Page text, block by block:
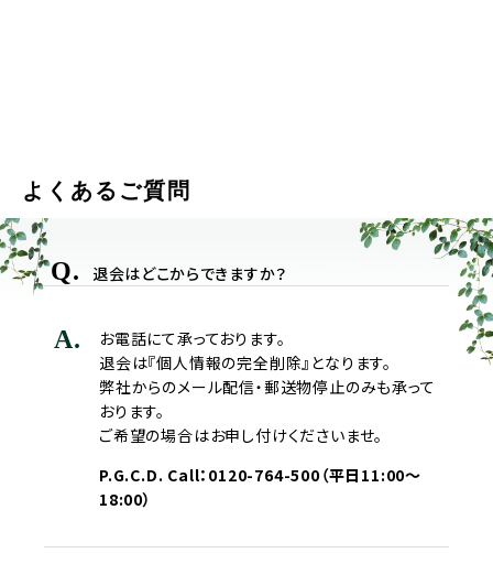
よくあるご質問
Q. 退会はどこからできますか？
A.
お電話にて承っております。
退会は『個人情報の完全削除』となります。
弊社からのメール配信・郵送物停止のみも承って
おります。
ご希望の場合はお申し付けくださいませ。
P.G.C.D. Call：0120-764-500（平日11:00～
18:00）